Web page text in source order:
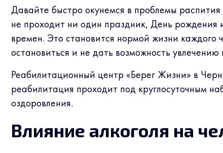
Давайте быстро окунемся в проблемы
не проходит ни один праздник, День
времен. Это становится нормой жизни каждого
остановиться и не дать возможность
Реабилитационный центр «Берег Жизни» в
реабилитация проходит под круглосуточным
оздоровления.
Влияние алкоголя на